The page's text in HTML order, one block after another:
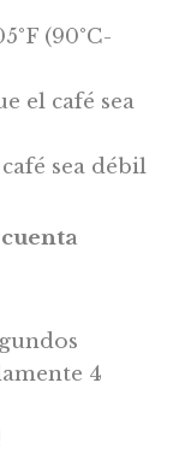
(90°C-
el café sea
sea débil
4